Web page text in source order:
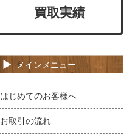
買取実績
メインメニュー
はじめてのお客様へ
お取引の流れ